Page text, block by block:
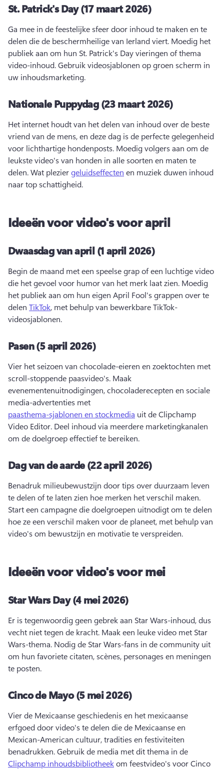
St.Patrick's Day (17 maart 2026)
Ga mee in de feestelijke sfeer door inhoud te maken en te
delen die de beschermheilige van Ierland viert. Moedig het
publiek aan om hun St. Patrick's Day vieringen of thema
video-inhoud. Gebruik videosjablonen op groen scherm in
uw inhoudsmarketing.
Nationale Puppydag (23 maart 2026)
Het internet houdt van het delen van inhoud over de beste
vriend van de mens, en deze dag is de perfecte gelegenheid
voor lichthartige hondenposts. Moedig volgers aan om de
leukste video's van honden in alle soorten en maten te
delen. Wat plezier geluidseffecten en muziek duwen inhoud
naar top schattigheid.
Ideeën voor video's voor april
Dwaasdag van april (1 april 2026)
Begin de maand met een speelse grap of een luchtige video
die het gevoel voor humor van het merk laat zien. Moedig
het publiek aan om hun eigen April Fool's grappen over te
delen TikTok, met behulp van bewerkbare TikTok-
videosjablonen.
Pasen (5 april 2026)
Vier het seizoen van chocolade-eieren en zoektochten met
scroll-stoppende paasvideo's. Maak
evenementenuitnodigingen, chocoladerecepten en sociale
media-advertenties met
paasthema-sjablonen en stockmedia uit de Clipchamp
Video Editor. Deel inhoud via meerdere marketingkanalen
om de doelgroep effectief te bereiken.
Dag van de aarde (22 april 2026)
Benadruk milieubewustzijn door tips over duurzaam leven
Start een campagne die doelgroepen uitnodigt om te delen
hoe ze een verschil maken voor de planeet, met behulp van
video's om bewustzijn en motivatie te verspreiden.
Ideeën voor video's voor mei
Star Wars Day (4 mei 2026)
Er is tegenwoordig geen gebrek aan Star Wars-inhoud, dus
vecht niet tegen de kracht. Maak een leuke video met Star
Wars-thema. Nodig de Star Wars-fans in de community uit
om hun favoriete citaten, scènes, personages en meningen
te posten.
Cinco de Mayo (5 mei 2026)
Vier de Mexicaanse geschiedenis en het mexicaanse
erfgoed door video's te delen die de Mexicaanse en
Mexican-American cultuur, tradities en festiviteiten
benadrukken. Gebruik de media met dit thema in de
Clipchamp inhoudsbibliotheek om feestvideo's voor Cinco